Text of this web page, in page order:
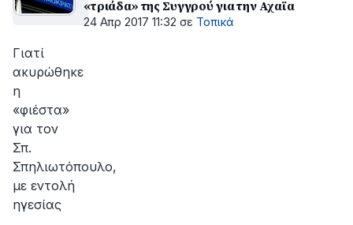
«τριάδα» της Συγγρού για την Αχαϊα
24 Απρ 2017 11:32 σε Τοπικά
Γιατί
ακυρώθηκε
η
«φιέστα»
για τον
Σπ.
Σπηλιωτόπουλο,
με εντολή
ηγεσίας